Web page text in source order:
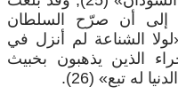
إلى أن صرّح السلطان
الشناعة لم أنزل في
الذين يذهبون بخبيث
له تبع» (26).